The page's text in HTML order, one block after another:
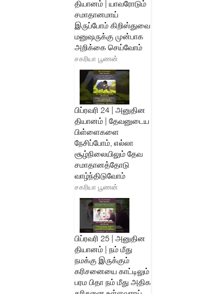
தியானம் | யாவரோடும்
சமாதானமாய்
இருப்போம் கிறிஸ்துவை
மனுஷருக்கு முன்பாக
அறிக்கை செய்வோம்
சகரியா பூணன்
பிப்ரவரி 24 | அனுதின
தியானம் | தேவனுடைய
பிள்ளைகளை
நேசிப்போம், எல்லா
சூழ்நிலையிலும் தேவ
சமாதானத்தோடு
வாழ்ந்திடுவோம்
சகரியா பூணன்
பிப்ரவரி 25 | அனுதின
தியானம் | நம் மீது
நமக்கு இருக்கும்
கரிசனையை காட்டிலும்
பரம பிதா நம் மீது அதிக